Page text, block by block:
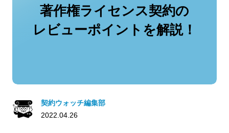
著作権ライセンス契約の
レビューポイントを解説！
契約ウォッチ編集部
2022.04.26